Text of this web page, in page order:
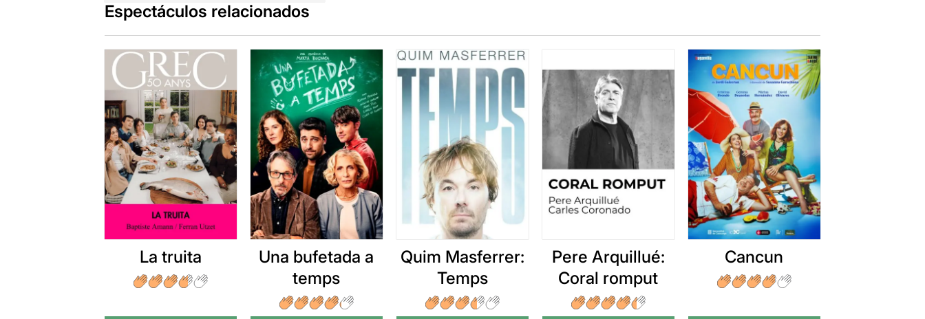
La música ens expressa les emocions.
Els objectes mostren les seves cicatrius físiques i personals.
La corda és una metàfora del cordó umbilical, estructura amb aspecte de corda, que ens connecta als
nostres orígens.
Una llibreta on anotar tot allò que li produeix plaer.
Epidermis o el sabor del cardamomo
és una peça multidisciplinària. A través de la música en directe de
la xel.listaAsia Herz, dansa, interpretació, vídeo imatges i teatre d'objectes (fotografies i objectes
personals),Diana Magallón
narra la seva història, una història de transformació i adaptació.
És el reconeixement del seu cos, de la seva història i de les seves cicatrius.
Espectáculos relacionados
La truita
Una bufetada a
temps
Quim Masferrer:
Temps
Pere Arquillué:
Coral romput
Cancun